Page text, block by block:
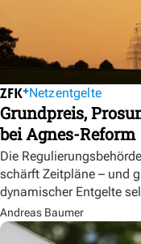
Netzentgelte
Grundpreis,
bei Agnes-Reform
Die
schärft Zeitpläne – und
dynamischer Entgelte
Andreas Baumer